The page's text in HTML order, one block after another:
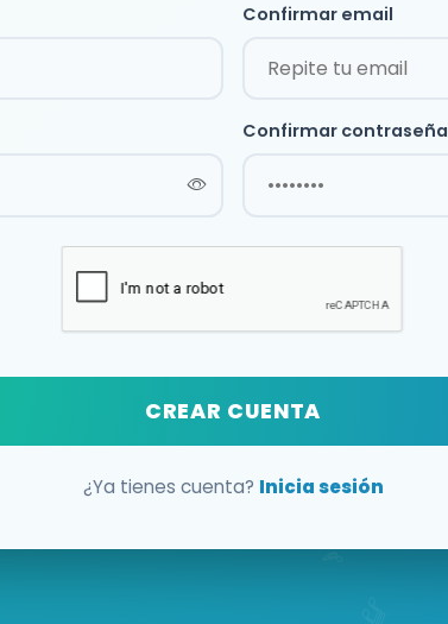
Confirmar email
Confirmar contraseña
CREAR CUENTA
¿Ya tienes cuenta? Inicia sesión